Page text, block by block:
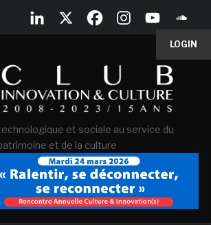
LOGIN
et sociale au service du
et de la culture